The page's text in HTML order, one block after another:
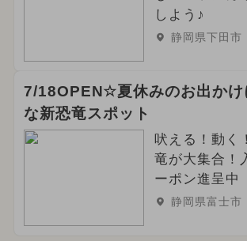
2024年9月のイベントしよう♪
静岡県下田市
7/18OPEN☆夏休みのお出かけ
な新恐竜スポット
吠える！動く
竜が大集合！
ーポン進呈中
静岡県富士市